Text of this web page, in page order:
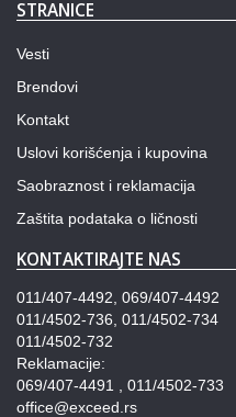
STRANICE
Vesti
Brendovi
Kontakt
Uslovi korišćenja i kupovina
Saobraznost i reklamacija
Zaštita podataka o ličnosti
KONTAKTIRAJTE NAS
011/407-4492, 069/407-4492
011/4502-736, 011/4502-734
011/4502-732
Reklamacije:
069/407-4491 , 011/4502-733
office@exceed.rs